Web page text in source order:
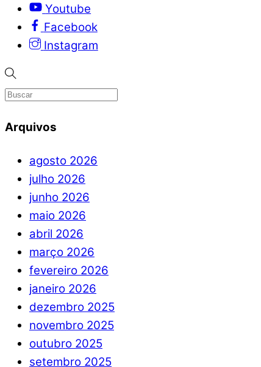
Youtube
Facebook
Instagram
Arquivos
agosto 2026
julho 2026
junho 2026
maio 2026
abril 2026
março 2026
fevereiro 2026
janeiro 2026
dezembro 2025
novembro 2025
outubro 2025
setembro 2025